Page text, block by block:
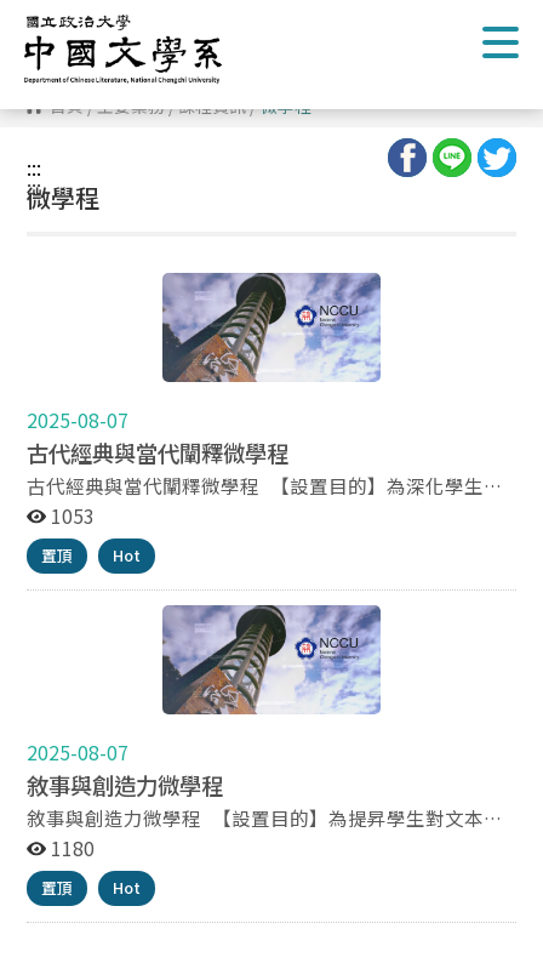
跳
到
主
要
內
容 首頁/主要業務/課程資訊/微學程
:::
:::
微學程
2025-08-07
古代經典與當代闡釋微學程
古代經典與當代闡釋微學程 【設置目的】為深化學生古
代經典的閱讀和理解，以及經典知識的當代性轉譯與應用
能力，特設立「古代經典與當代闡釋微學程」。 【開課
單位】國立政治大學中國文學系 【開課學期】114年學
度第一學期開始(隨班附讀) 【應修科目及學分數】詳見
讀。修滿9學分者，得於畢業離校前向本微學程提出申
請，經審核無誤後核發微學程修業證明書。
1053
置頂 Hot
2025-08-07
敘事與創造力微學程
敘事與創造力微學程 【設置目的】為提昇學生對文本的
閱讀與詮解基礎，同時透過文本的重構，激發其敘事和創
造力，特設立「敘事與創造力微學程」。 【開課單位】
國立政治大學中國文學系 【開課學期】114年學度第一
學期開始(隨班附讀) 【應修科目及學分數】詳見附件
1180
置頂 Hot